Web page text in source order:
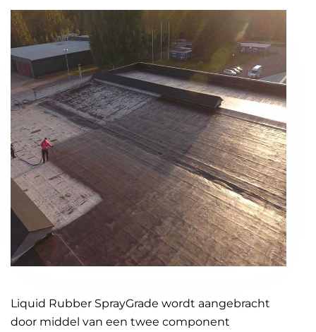
Liquid Rubber SprayGrade wordt aangebracht
door middel van een twee component